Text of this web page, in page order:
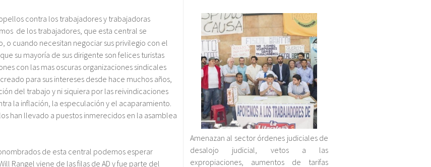
contra los trabajadores y trabajadoras
de los trabajadores, que esta central se
o cuando necesitan negociar sus privilegio con el
su mayoría de sus dirigente son felices turistas
con las mas oscuras organizaciones sindicales
para sus intereses desde hace muchos años,
del trabajo y ni siquiera por las reivindicaciones
la inflación, la especulación y el acaparamiento.
han llevado a puestos inmerecidos en la asamblea
de esta central podemos esperar
Rangel viene de las filas de AD y fue parte del
Amenazan al sector órdenes judiciales de
desalojo judicial, vetos a las
expropiaciones, aumentos de tarifas